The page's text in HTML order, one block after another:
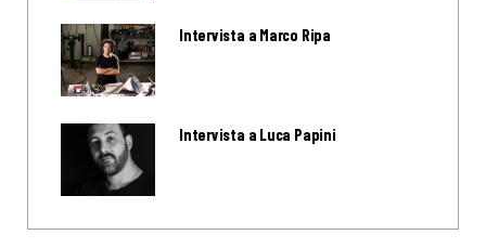
Intervista a Marco Ripa
Intervista a Luca Papini